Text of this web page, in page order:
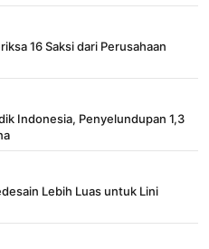
16 Saksi dari Perusahaan
Indonesia, Penyelundupan 1,3
Lebih Luas untuk Lini